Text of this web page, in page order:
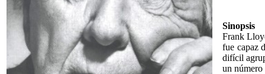
Sinopsis
Frank
fue capaz
difícil
un número